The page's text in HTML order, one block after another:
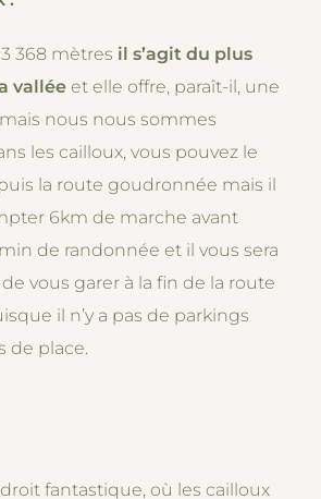
368 mètres il s’agit du plus
vallée et elle offre, paraît-il, une
nous nous sommes
les cailloux, vous pouvez le
la route goudronnée mais il
6km de marche avant
de randonnée et il vous sera
vous garer à la fin de la route
il n’y a pas de parkings
de place.
fantastique, où les cailloux